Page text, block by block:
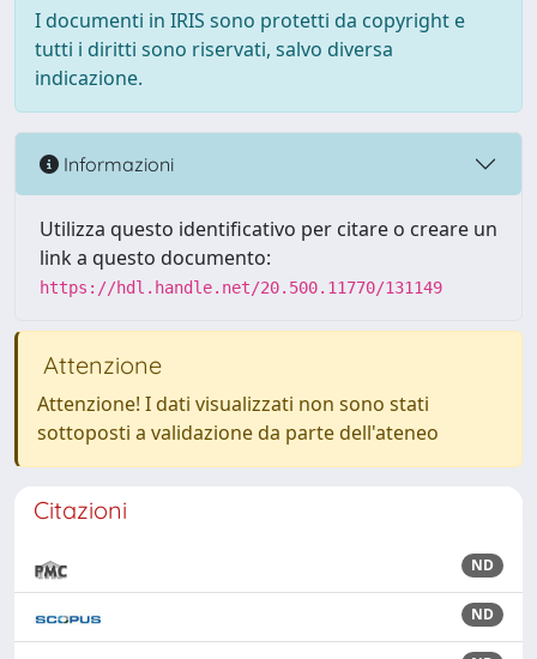
I documenti in IRIS sono protetti da copyright e
tutti i diritti sono riservati, salvo diversa
indicazione.
Informazioni
Utilizza questo identificativo per citare o creare un
link a questo documento:
https://hdl.handle.net/20.500.11770/131149
Attenzione
Attenzione! I dati visualizzati non sono stati
sottoposti a validazione da parte dell'ateneo
Citazioni
ND
ND